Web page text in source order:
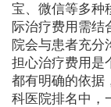
宝、微信等多种
际治疗费用需结
院会与患者充分
担心治疗费用是
都有明确的依据
科医院排名中，